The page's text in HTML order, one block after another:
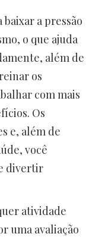
a pressão
o que ajuda
além de
os
com mais
Os
e, além de
você
divertir
atividade
uma avaliação